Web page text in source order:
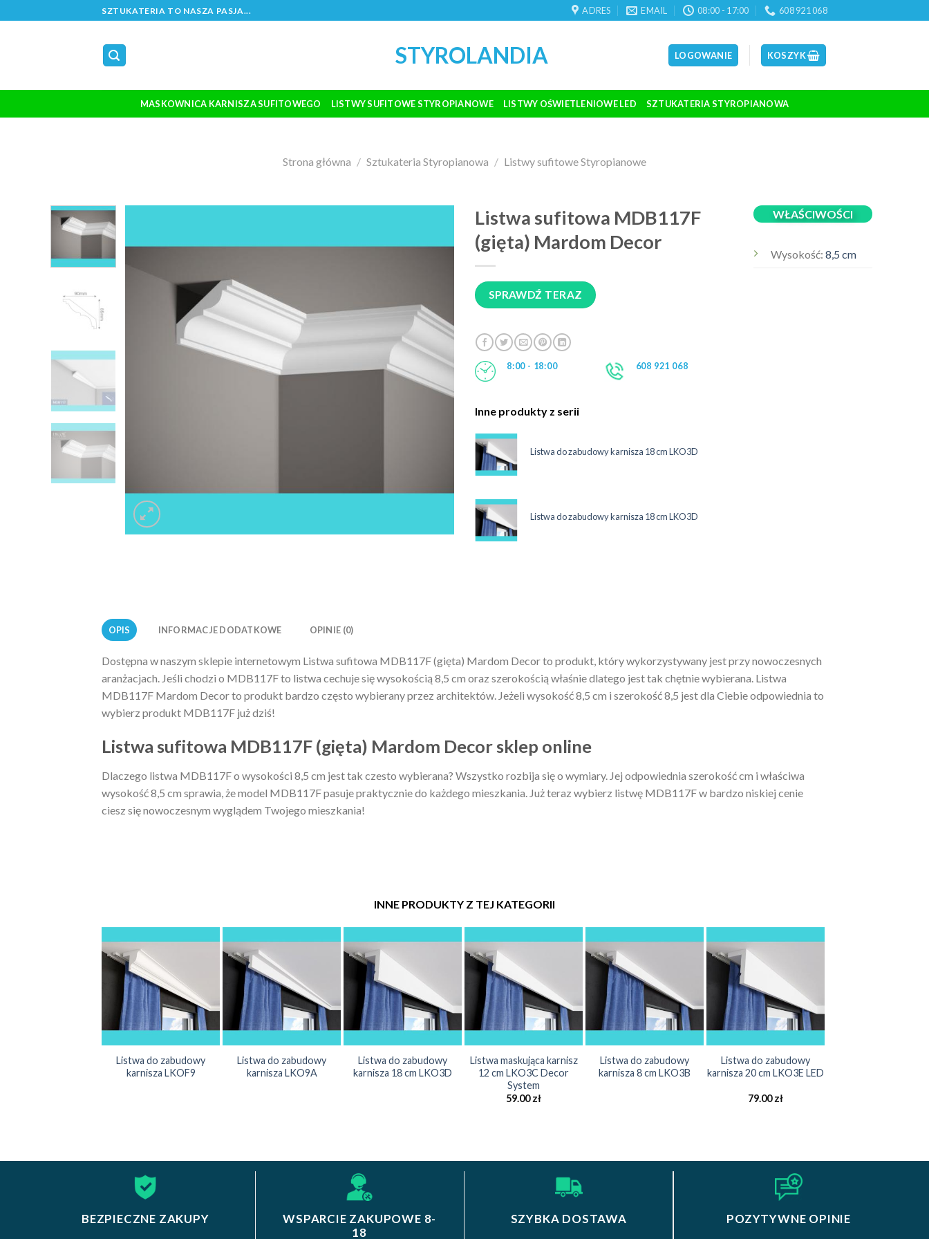
to
SZTUKATERIA TO NASZA PASJA... ADRES EMAIL 08:00 - 17:00 608 921 068
STYROLANDIA LOGOWANIE KOSZYK
MASKOWNICA KARNISZA SUFITOWEGO LISTWY SUFITOWE STYROPIANOWE LISTWY OŚWIETLENIOWE LED SZTUKATERIA STYROPIANOWA
Strona główna / Sztukateria Styropianowa / Listwy sufitowe Styropianowe
Listwa sufitowa MDB117F
(gięta) Mardom Decor
SPRAWDŹ TERAZ
8:00 - 18:00 608 921 068
Inne produkty z serii
Listwa do zabudowy karnisza 18 cm LKO3D
Listwa do zabudowy karnisza LKO9A
Listwa do zabudowy karnisza 18 cm LKO3D
Listwa do zabudowy karnisza LKO9A
59.00zł
WŁAŚCIWOŚCI
Wysokość:8,5 cm
OPIS INFORMACJE DODATKOWE OPINIE (0)
Dostępna w naszym sklepie internetowym Listwa sufitowa MDB117F (gięta) Mardom Decor to produkt, który wykorzystywany jest przy nowoczesnych
aranżacjach. Jeśli chodzi o MDB117F to listwa cechuje się wysokością 8,5 cm oraz szerokością właśnie dlatego jest tak chętnie wybierana. Listwa
MDB117F Mardom Decor to produkt bardzo często wybierany przez architektów. Jeżeli wysokość 8,5 cm i szerokość 8,5 jest dla Ciebie odpowiednia to
wybierz produkt MDB117F już dziś!
Listwa sufitowa MDB117F (gięta) Mardom Decor sklep online
Dlaczego listwa MDB117F o wysokości 8,5 cm jest tak czesto wybierana? Wszystko rozbija się o wymiary. Jej odpowiednia szerokość cm i właściwa
wysokość 8,5 cm sprawia, że model MDB117F pasuje praktycznie do każdego mieszkania. Już teraz wybierz listwę MDB117F w bardzo niskiej cenie
ciesz się nowoczesnym wyglądem Twojego mieszkania!
INNE PRODUKTY Z TEJ KATEGORII
Listwa do zabudowy
karnisza LKOF9
Listwa do zabudowy
karnisza LKO9A
Listwa do zabudowy
karnisza 18 cm LKO3D
Listwa maskująca karnisz
12 cm LKO3C Decor
System
59.00zł
Listwa do zabudowy
karnisza 8 cm LKO3B
Listwa do zabudowy
karnisza 20 cm LKO3E LED
79.00zł
BEZPIECZNE ZAKUPY
WSPARCIE ZAKUPOWE 8-
18
SZYBKA DOSTAWA POZYTYWNE OPINIE